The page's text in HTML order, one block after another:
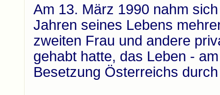
Am 13. März 1990 nahm
Jahren seines Lebens
zweiten Frau und andere
gehabt hatte, das Leben -
Besetzung Österreichs